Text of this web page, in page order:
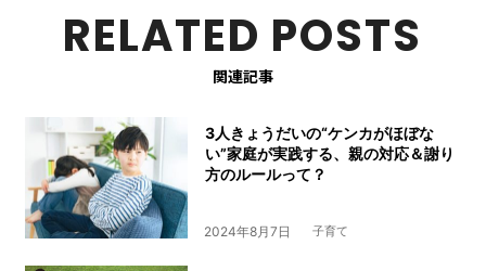
RELATED POSTS
関連記事
3人きょうだいの“ケンカがほぼな
い”家庭が実践する、親の対応＆謝り
方のルールって？
2024年8月7日 子育て